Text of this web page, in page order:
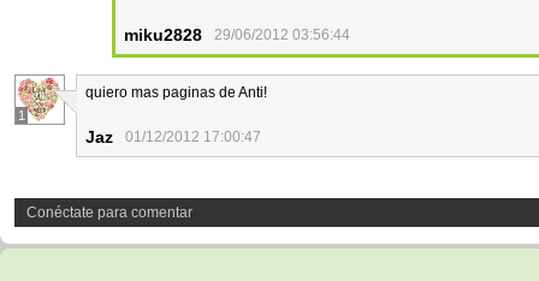
miku2828 29/06/2012 03:56:44
1
quiero mas paginas de Anti!
Jaz 01/12/2012 17:00:47
Conéctate para comentar